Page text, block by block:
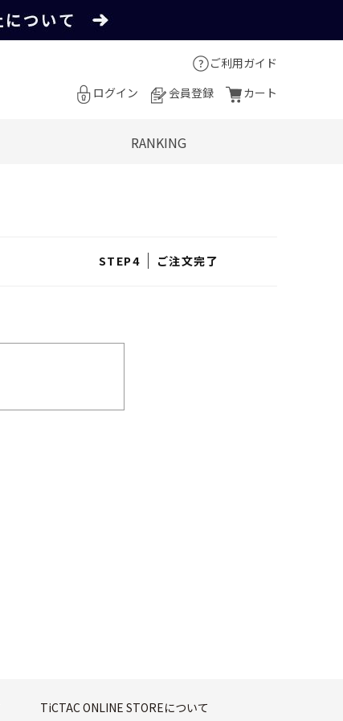
ご利用ガイド
ログイン
会員登録 カート
RANKING
ご注文完了
TiCTAC ONLINE STOREについて